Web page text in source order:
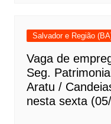
Salvador e Região
Vaga de
Seg.
Aratu /
nesta sexta